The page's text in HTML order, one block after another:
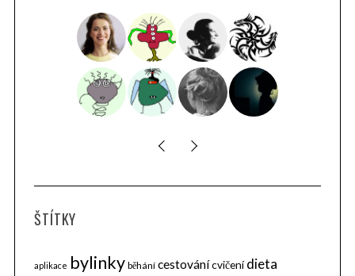
ŠTÍTKY
aplikace bylinky běhání cestovánícvičení dieta